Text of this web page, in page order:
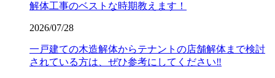
解体工事のベストな時期教えます！
2026/07/28
一戸建ての木造解体からテナントの店舗解体まで検討
されている方は、ぜひ参考にしてください‼️